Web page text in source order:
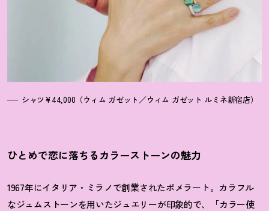
シャツ¥44,000（ウィム ガゼット／ウィム ガゼット ルミネ新宿店）
ひとめで恋に落ちるカラーストーンの魅力
1967年にイタリア・ミラノで創業されたポメラート。カラフル
なジェムストーンを用いたジュエリーが印象的で、「カラー使